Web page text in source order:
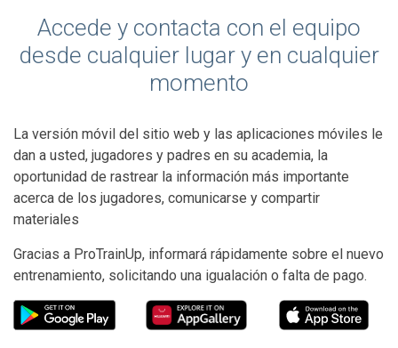
Accede y contacta con el equipo
desde cualquier lugar y en cualquier
momento
La versión móvil del sitio web y las aplicaciones móviles le
dan a usted, jugadores y padres en su academia, la
oportunidad de rastrear la información más importante
acerca de los jugadores, comunicarse y compartir
materiales
Gracias a ProTrainUp, informará rápidamente sobre el nuevo
entrenamiento, solicitando una igualación o falta de pago.